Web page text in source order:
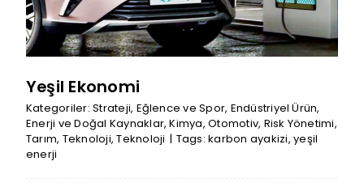
Yeşil Ekonomi
Kategoriler:Strateji, Eğlence ve Spor, Endüstriyel Ürün,
Enerji ve Doğal Kaynaklar,Kimya,Otomotiv, Risk Yönetimi,
Tarım, Teknoloji,Teknoloji | Tags:karbon ayakizi,yeşil
enerji